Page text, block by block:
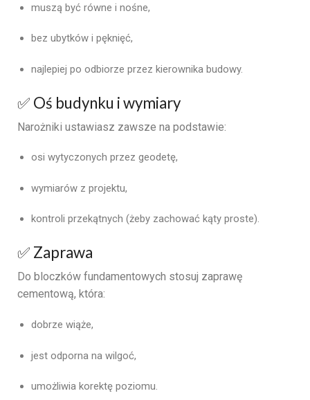
muszą być równe i nośne,
bez ubytków i pęknięć,
najlepiej po odbiorze przez kierownika budowy.
✅ Oś budynku i wymiary
Narożniki ustawiasz zawsze na podstawie:
osi wytyczonych przez geodetę,
wymiarów z projektu,
kontroli przekątnych (żeby zachować kąty proste).
✅ Zaprawa
Do bloczków fundamentowych stosuj zaprawę
cementową, która:
dobrze wiąże,
jest odporna na wilgoć,
umożliwia korektę poziomu.